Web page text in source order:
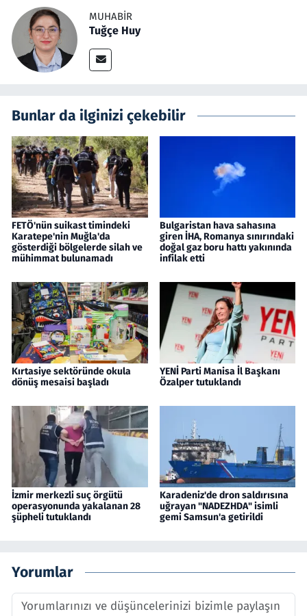
MUHABIR
Tuğçe Huy
Bunlar da ilginizi çekebilir
FETÖ'nün suikast timindeki
Karatepe'nin Muğla'da
gösterdiği bölgelerde silah ve
mühimmat bulunamadı
Bulgaristan hava sahasına
giren İHA, Romanya sınırındaki
doğal gaz boru hattı yakınında
infilak etti
Kırtasiye sektöründe okula
dönüş mesaisi başladı
YENİ Parti Manisa İl Başkanı
Özalper tutuklandı
İzmir merkezli suç örgütü
operasyonunda yakalanan 28
şüpheli tutuklandı
Karadeniz'de dron saldırısına
uğrayan "NADEZHDA" isimli
gemi Samsun'a getirildi
Yorumlar